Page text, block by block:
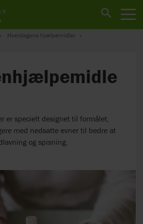
Hverdagens hjælpemidler
er specielt designet til formålet,
med nedsatte evner til bedre at
og spisning.